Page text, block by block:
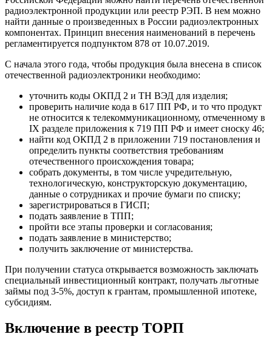
радиоэлектронной продукции или реестр РЭП. В нем можно
найти данные о произведенных в России радиоэлектронных
компонентах. Принцип внесения наименований в перечень
регламентируется подпунктом 878 от 10.07.2019.
С начала этого года, чтобы продукция была внесена в список
отечественной радиоэлектроники необходимо:
уточнить коды ОКПД 2 и ТН ВЭД для изделия;
проверить наличие кода в 617 ПП РФ, и то что продукт
не относится к телекоммуникационному, отмеченному в
IX разделе приложения к 719 ПП РФ и имеет сноску 46;
найти код ОКПД 2 в приложении 719 постановления и
определить пункты соответствия требованиям
отечественного происхождения товара;
собрать документы, в том числе учредительную,
технологическую, конструкторскую документацию,
данные о сотрудниках и прочие бумаги по списку;
зарегистрироваться в ГИСП;
подать заявление в ТПП;
пройти все этапы проверки и согласования;
подать заявление в министерство;
получить заключение от министерства.
При получении статуса открывается возможность заключать
специальный инвестиционный контракт, получать льготные
займы под 3-5%, доступ к грантам, промышленной ипотеке,
субсидиям.
Включение в реестр ТОРП